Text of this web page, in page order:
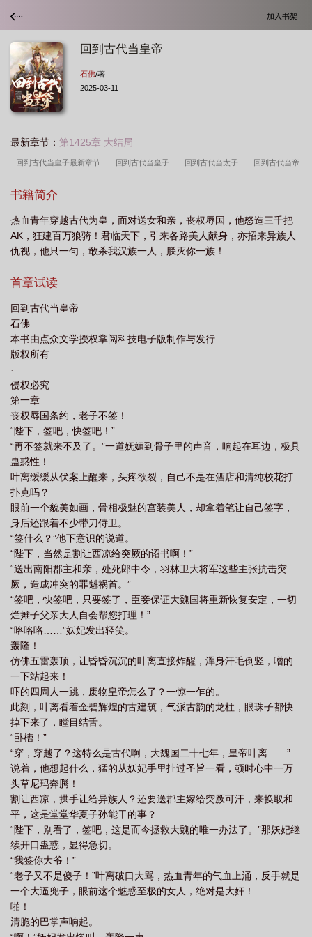
加入书架
回到古代当皇帝
石佛/著
2025-03-11
最新章节： 第1425章 大结局
回到古代当皇子最新章节 回到古代当皇子 回到古代当太子 回到古代当帝
新 回到古代当皇子免费阅读
古代当皇爷的 回到古代当皇子叶离 回到古代当皇子秦赢 回到古代当皇子
最新章节 无弹窗 穿越古代当皇上短剧免费观看 回到古代当皇子 笔趣阁 巅
免费阅读 回到古代当皇上短剧免费观看
书籍简介
热血青年穿越古代为皇，面对送女和亲，丧权辱国，他怒造三千把
AK，狂建百万狼骑！君临天下，引来各路美人献身，亦招来异族人
仇视，他只一句，敢杀我汉族一人，朕灭你一族！
首章试读
回到古代当皇帝
石佛
本书由点众文学授权掌阅科技电子版制作与发行
版权所有
·
侵权必究
第一章
丧权辱国条约，老子不签！
“陛下，签吧，快签吧！”
“再不签就来不及了。”一道妩媚到骨子里的声音，响起在耳边，极具
蛊惑性！
叶离缓缓从伏案上醒来，头疼欲裂，自己不是在酒店和清纯校花打
扑克吗？
眼前一个貌美如画，骨相极魅的宫装美人，却拿着笔让自己签字，
身后还跟着不少带刀侍卫。
“签什么？”他下意识的说道。
“陛下，当然是割让西凉给突厥的诏书啊！”
“送出南阳郡主和亲，处死郎中令，羽林卫大将军这些主张抗击突
厥，造成冲突的罪魁祸首。”
“签吧，快签吧，只要签了，臣妾保证大魏国将重新恢复安定，一切
烂摊子父亲大人自会帮您打理！”
“咯咯咯……”妖妃发出轻笑。
轰隆！
仿佛五雷轰顶，让昏昏沉沉的叶离直接炸醒，浑身汗毛倒竖，噌的
一下站起来！
吓的四周人一跳，废物皇帝怎么了？一惊一乍的。
此刻，叶离看着金碧辉煌的古建筑，气派古韵的龙柱，眼珠子都快
掉下来了，瞠目结舌。
“卧槽！”
“穿，穿越了？这特么是古代啊，大魏国二十七年，皇帝叶离……”
说着，他想起什么，猛的从妖妃手里扯过圣旨一看，顿时心中一万
头草尼玛奔腾！
割让西凉，拱手让给异族人？还要送郡主嫁给突厥可汗，来换取和
平，这是堂堂华夏子孙能干的事？
“陛下，别看了，签吧，这是而今拯救大魏的唯一办法了。”那妖妃继
续开口蛊惑，显得急切。
“我签你大爷！”
“老子又不是傻子！”叶离破口大骂，热血青年的气血上涌，反手就是
一个大逼兜子，眼前这个魅惑至极的女人，绝对是大奸！
啪！
清脆的巴掌声响起。